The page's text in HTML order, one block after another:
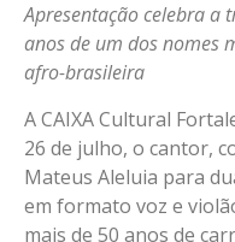
Apresentação celebra a
anos de um dos nomes
afro-brasileira
A CAIXA Cultural
26 de julho, o cantor,
Mateus Aleluia para
em formato voz e
mais de 50 anos de